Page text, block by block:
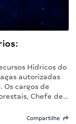
Hídricos do
autorizadas
Os cargos de
Chefe de…
Compartilhe